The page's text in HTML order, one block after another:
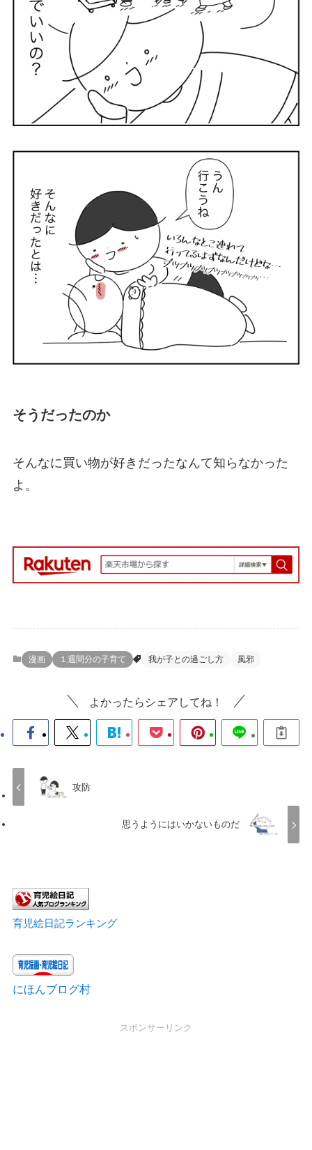
そうだったのか
そんなに買い物が好きだったなんて知らなかった
よ。
漫画 １週間分の子育て 我が子との過ごし方 風邪
よかったらシェアしてね！
攻防
思うようにはいかないものだ
育児絵日記ランキング
にほんブログ村
スポンサーリンク